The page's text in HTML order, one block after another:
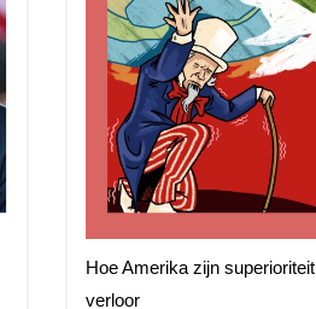
Hoe Amerika zijn superioriteit
verloor